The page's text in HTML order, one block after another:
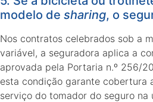
modelo de sharing, o
Nos contratos celebrados sob a
variável, a seguradora aplica a
aprovada pela Portaria n.º 256/
esta condição garante cobertura
serviço do tomador do seguro na